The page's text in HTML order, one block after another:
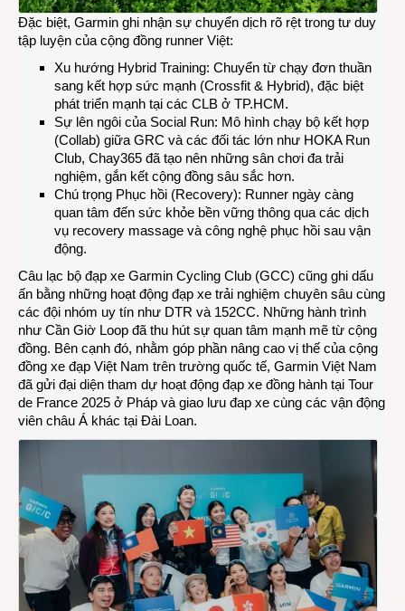
Đặc biệt, Garmin ghi nhận sự chuyển dịch rõ rệt trong tư duy
tập luyện của cộng đồng runner Việt:
Xu hướng Hybrid Training: Chuyển từ chạy đơn thuần
sang kết hợp sức mạnh (Crossfit & Hybrid), đặc biệt
phát triển mạnh tại các CLB ở TP.HCM.
Sự lên ngôi của Social Run: Mô hình chạy bộ kết hợp
(Collab) giữa GRC và các đối tác lớn như HOKA Run
Club, Chay365 đã tạo nên những sân chơi đa trải
nghiệm, gắn kết cộng đồng sâu sắc hơn.
Chú trọng Phục hồi (Recovery): Runner ngày càng
quan tâm đến sức khỏe bền vững thông qua các dịch
vụ recovery massage và công nghệ phục hồi sau vận
động.
Câu lạc bộ đạp xe Garmin Cycling Club (GCC) cũng ghi dấu
ấn bằng những hoạt động đạp xe trải nghiệm chuyên sâu cùng
các đội nhóm uy tín như DTR và 152CC. Những hành trình
như Cần Giờ Loop đã thu hút sự quan tâm mạnh mẽ từ cộng
đồng. Bên cạnh đó, nhằm góp phần nâng cao vị thế của cộng
đồng xe đạp Việt Nam trên trường quốc tế, Garmin Việt Nam
đã gửi đại diện tham dự hoạt động đạp xe đồng hành tại Tour
de France 2025 ở Pháp và giao lưu đap xe cùng các vận động
viên châu Á khác tại Đài Loan.